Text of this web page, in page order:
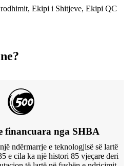
Ekipi i Shitjeve, Ekipi QC
financuara nga SHBA
ndërmarrje e teknologjisë së lartë
e cila ka një histori 85 vjeçare deri